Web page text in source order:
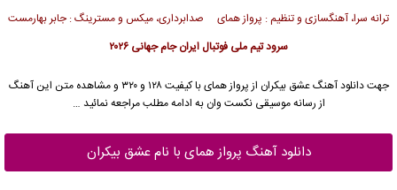
ترانه سرا، آهنگسازی و تنظیم : پرواز همای صدابرداری، میکس و مسترینگ : جابر بهارمست
سرود تیم ملی فوتبال ایران جام جهانی ۲۰۲۶
جهت دانلود آهنگ عشق بیکران از پرواز همای
با کیفیت ۱۲۸ و ۳۲۰ و مشاهده متن این آهنگ
از رسانه موسیقی نکست وان به ادامه مطلب مراجعه نمائید …
دانلود آهنگ پرواز همای با نام عشق بیکران